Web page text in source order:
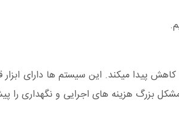
پیدا میکند. این سیستم ها دارای ابزار
بزرگ هزینه های اجرایی و نگهداری را